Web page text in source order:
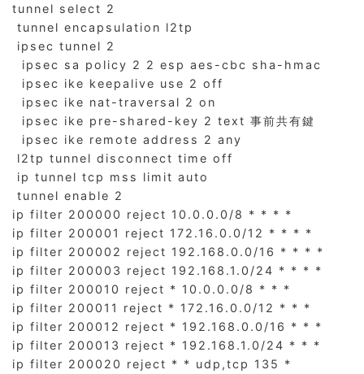
tunnel select 2
tunnel encapsulation l2tp
ipsec tunnel 2
  ipsec sa policy 2 2 esp aes-cbc sha-hmac
  ipsec ike keepalive use 2 off
  ipsec ike nat-traversal 2 on
  ipsec ike pre-shared-key 2 text 事前共有鍵
  ipsec ike remote address 2 any
l2tp tunnel disconnect time off
ip tunnel tcp mss limit auto
tunnel enable 2
ip filter 200000 reject 10.0.0.0/8 * * * *
ip filter 200001 reject 172.16.0.0/12 * * * *
ip filter 200002 reject 192.168.0.0/16 * * * *
ip filter 200003 reject 192.168.1.0/24 * * * *
ip filter 200010 reject * 10.0.0.0/8 * * *
ip filter 200011 reject * 172.16.0.0/12 * * *
ip filter 200012 reject * 192.168.0.0/16 * * *
ip filter 200013 reject * 192.168.1.0/24 * * *
ip filter 200020 reject * * udp,tcp 135 *